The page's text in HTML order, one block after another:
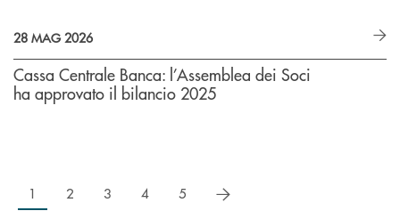
28 MAG 2026
Cassa Centrale Banca: l’Assemblea dei Soci
ha approvato il bilancio 2025
1 2 3 4 5 successivo